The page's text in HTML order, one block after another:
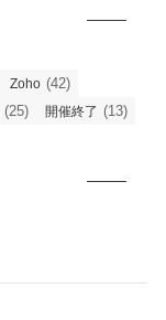
Zoho (42)
(25) 開催終了 (13)